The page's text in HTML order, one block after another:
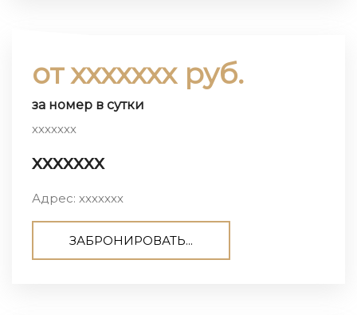
от ххххххх руб.
за номер в сутки
ххххххх
ххххххх
Адрес: ххххххх
ЗАБРОНИРОВАТЬ...